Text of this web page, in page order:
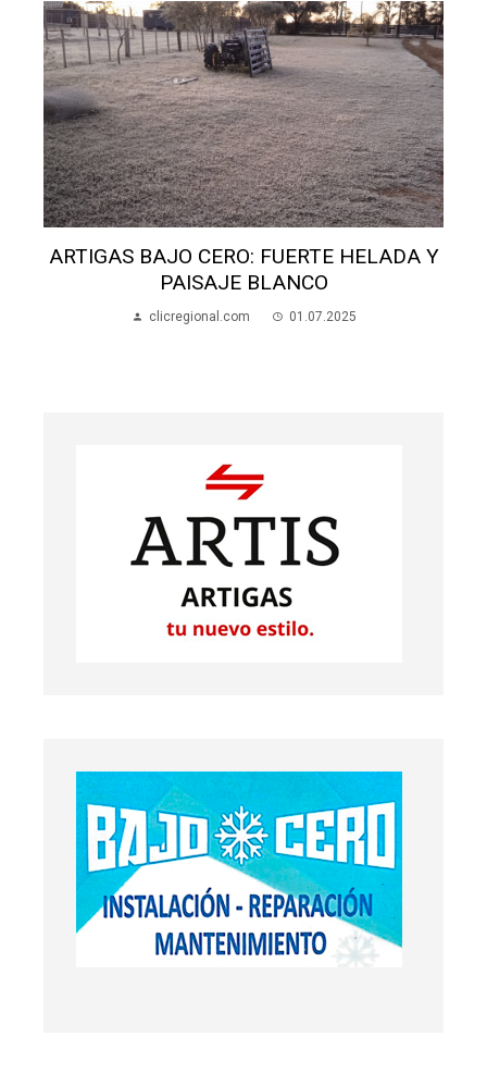
ARTIGAS BAJO CERO: FUERTE HELADA Y
PAISAJE BLANCO
clicregional.com 01.07.2025